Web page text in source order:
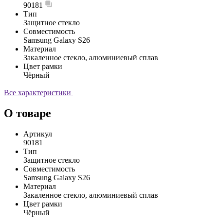
90181
Тип
Защитное стекло
Совместимость
Samsung Galaxy S26
Материал
Закаленное стекло, алюминиевый сплав
Цвет рамки
Чёрный
Все характеристики
О товаре
Артикул
90181
Тип
Защитное стекло
Совместимость
Samsung Galaxy S26
Материал
Закаленное стекло, алюминиевый сплав
Цвет рамки
Чёрный